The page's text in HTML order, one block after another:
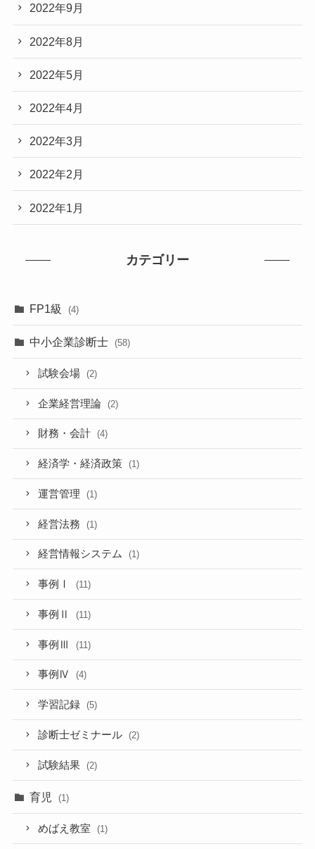
2022年9月
2022年8月
2022年5月
2022年4月
2022年3月
2022年2月
2022年1月
カテゴリー
FP1級 (4)
中小企業診断士 (58)
試験会場 (2)
企業経営理論 (2)
財務・会計 (4)
経済学・経済政策 (1)
運営管理 (1)
経営法務 (1)
経営情報システム (1)
事例Ⅰ (11)
事例Ⅱ (11)
事例Ⅲ (11)
事例Ⅳ (4)
学習記録 (5)
診断士ゼミナール (2)
試験結果 (2)
育児 (1)
めばえ教室 (1)